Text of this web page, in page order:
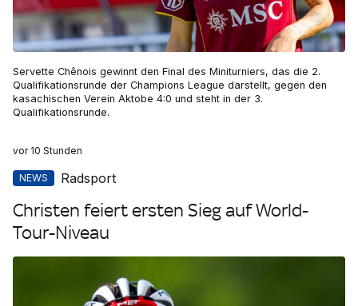
Servette Chênois gewinnt den Final des Miniturniers, das die 2.
Qualifikationsrunde der Champions League darstellt, gegen den
kasachischen Verein Aktobe 4:0 und steht in der 3.
Qualifikationsrunde.
vor 10 Stunden
NEWS Radsport
Christen feiert ersten Sieg auf World-
Tour-Niveau